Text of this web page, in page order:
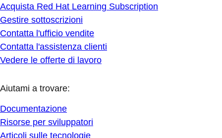
Acquista Red Hat Learning Subscription
Gestire sottoscrizioni
Contatta l'ufficio vendite
Contatta l'assistenza clienti
Vedere le offerte di lavoro
Aiutami a trovare:
Documentazione
Risorse per sviluppatori
Articoli sulle tecnologie